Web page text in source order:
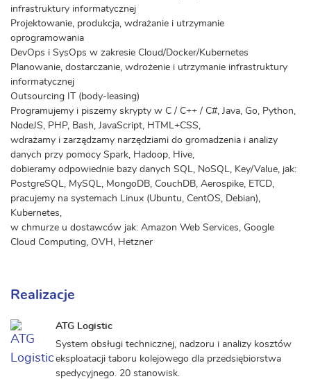
infrastruktury informatycznej
Projektowanie, produkcja, wdrażanie i utrzymanie
oprogramowania
DevOps i SysOps w zakresie Cloud/Docker/Kubernetes
Planowanie, dostarczanie, wdrożenie i utrzymanie infrastruktury
informatycznej
Outsourcing IT (body-leasing)
Programujemy i piszemy skrypty w C / C++ / C#, Java, Go, Python,
NodeJS, PHP, Bash, JavaScript, HTML+CSS,
wdrażamy i zarządzamy narzędziami do gromadzenia i analizy
danych przy pomocy Spark, Hadoop, Hive,
dobieramy odpowiednie bazy danych SQL, NoSQL, Key/Value, jak:
PostgreSQL, MySQL, MongoDB, CouchDB, Aerospike, ETCD,
pracujemy na systemach Linux (Ubuntu, CentOS, Debian),
Kubernetes,
w chmurze u dostawców jak: Amazon Web Services, Google
Cloud Computing, OVH, Hetzner
Realizacje
ATG Logistic
System obsługi technicznej, nadzoru i analizy kosztów
eksploatacji taboru kolejowego dla przedsiębiorstwa
spedycyjnego. 20 stanowisk.